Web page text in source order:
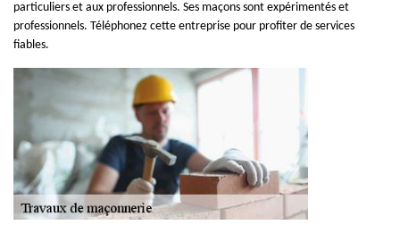
particuliers et aux professionnels. Ses maçons sont expérimentés et
professionnels. Téléphonez cette entreprise pour profiter de services
fiables.